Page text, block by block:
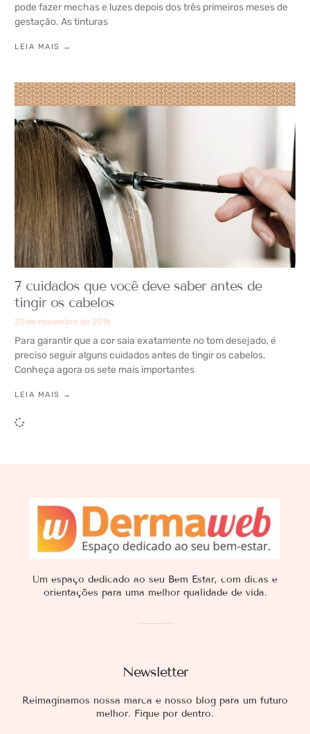
pode fazer mechas e luzes depois dos três primeiros meses de
gestação. As tinturas
LEIA MAIS →
7 cuidados que você deve saber antes de
tingir os cabelos
23 de novembro de 2016
Para garantir que a cor saia exatamente no tom desejado, é
preciso seguir alguns cuidados antes de tingir os cabelos.
Conheça agora os sete mais importantes
LEIA MAIS →
Newsletter
Reimaginamos nossa marca e nosso blog para um futuro
melhor. Fique por dentro.
Um espaço dedicado ao seu Bem Estar, com dicas e
orientações para uma melhor qualidade de vida.